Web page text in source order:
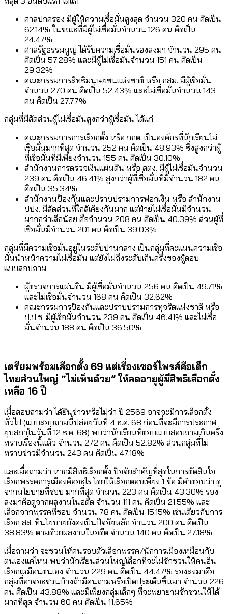
ศาลปกครอง มีผู้ให้ความเชื่อมั่นสูงสุด จำนวน 320 คน คิดเป็น
62.14% ในขณะที่มีผู้ไม่เชื่อมั่นจำนวน 126 คน คิดเป็น
24.47%
ศาลรัฐธรรมนูญ ได้รับความเชื่อมั่นรองลงมา จำนวน 295 คน
คิดเป็น 57.28% และมีผู้ไม่เชื่อมั่นจำนวน 151 คน คิดเป็น
29.32%
คณะกรรมการสิทธิมนุษยชนแห่งชาติ หรือ กสม. มีผู้เชื่อมั่น
จำนวน 270 คน คิดเป็น 52.43% และไม่เชื่อมั่นจำนวน 143
คน คิดเป็น 27.77%
กลุ่มที่มีสัดส่วนผู้ไม่เชื่อมั่นสูงกว่าผู้เชื่อมั่น ได้แก่
คณะกรรมการการเลือกตั้ง หรือ กกต. เป็นองค์กรที่นักเรียนไม่
เชื่อมั่นมากที่สุด จำนวน 252 คน คิดเป็น 48.93% ซึ่งสูงกว่าผู้
ที่เชื่อมั่นที่มีเพียงจำนวน 155 คน คิดเป็น 30.10%
สำนักงานการตรวจเงินแผ่นดิน หรือ สตง. มีผู้ไม่เชื่อมั่นจำนวน
239 คน คิดเป็น 46.41% สูงกว่าผู้ที่เชื่อมั่นที่มีจำนวน 182 คน
คิดเป็น 35.34%
สำนักงานป้องกันและปราบปรามการฟอกเงิน หรือ สำนักงาน
ปปง. มีสัดส่วนที่ใกล้เคียงกันมาก แต่ฝ่ายไม่เชื่อมั่นมีจำนวน
มากกว่าเล็กน้อย คือจำนวน 208 คน คิดเป็น 40.39% ส่วนผู้ที่
เชื่อมั่นมีจำนวน 201 คน คิดเป็น 39.03%
กลุ่มที่มีความเชื่อมั่นอยู่ในระดับปานกลาง เป็นกลุ่มที่คะแนนความเชื่อ
มั่นนำหน้าความไม่เชื่อมั่น แต่ยังไม่ถึงระดับเกินครึ่งของผู้ตอบ
แบบสอบถาม
ผู้ตรวจการแผ่นดิน มีผู้เชื่อมั่นจำนวน 256 คน คิดเป็น 49.71%
และไม่เชื่อมั่นจำนวน 168 คน คิดเป็น 32.62%
คณะกรรมการป้องกันและปราบปรามการทุจริตแห่งชาติ หรือ
ป.ป.ช. มีผู้เชื่อมั่นจำนวน 239 คน คิดเป็น 46.41% และไม่เชื่อ
มั่นจำนวน 188 คน คิดเป็น 36.50%
เตรียมพร้อมเลือกตั้ง 69 แต่เรื่องเซอร์ไพรส์คือเด็ก
ไทยส่วนใหญ่ “ไม่เห็นด้วย” ให้ลดอายุผู้มีสิทธิเลือกตั้ง
เหลือ 16 ปี
เมื่อสอบถามว่า ได้ยินข่าวหรือไม่ว่า ปี 2569 อาจจะมีการเลือกตั้ง
ทั่วไป (แบบสอบถามนี้ปล่อยวันที่ 4 ธ.ค. 68 ก่อนที่จะมีการประกาศ
ยุบสภาในวันที่ 12 ธ.ค. 68) พบว่านักเรียนที่ตอบแบบสอบถามเกินครึ่ง
ทราบเรื่องนี้แล้ว จำนวน 272 คน คิดเป็น 52.82% ส่วนกลุ่มที่ไม่
ทราบข่าวมีจำนวน 243 คน คิดเป็น 47.18%
และเมื่อถามว่า หากมีสิทธิเลือกตั้ง ปัจจัยสำคัญที่สุดในการตัดสินใจ
เลือกพรรคการเมืองคืออะไร โดยให้เลือกตอบเพียง 1 ข้อ มีคำตอบว่า ดู
จากนโยบายที่ชอบ มากที่สุด จำนวน 223 คน คิดเป็น 43.30% รอง
ลงมาคือดูจากผลงานในอดีต จำนวน 111 คน คิดเป็น 21.55% และ
เลือกจากพรรคที่ชอบ จำนวน 78 คน คิดเป็น 15.15% เช่นเดียวกับการ
เลือก สส. ที่นโยบายยังคงเป็นปัจจัยหลัก จำนวน 200 คน คิดเป็น
38.83% ตามด้วยผลงานในอดีต จำนวน 140 คน คิดเป็น 27.18%
เมื่อถามว่า จะชวนให้คนรอบตัวเลือกพรรค/นักการเมืองเหมือนกับ
ตนเองแค่ไหน พบว่านักเรียนส่วนใหญ่เลือกที่จะไม่ชักชวนให้คนอื่น
เลือกเหมือนตนเอง จำนวน 229 คน คิดเป็น 44.47% รองลงมาคือ
กลุ่มที่อาจจะชวนบ้างถ้ามีคนถามหรือเปิดประเด็นขึ้นมา จำนวน 226
คน คิดเป็น 43.88% และมีเพียงกลุ่มเล็กๆ ที่จะพยายามชักชวนให้ได้
มากที่สุด จำนวน 60 คน คิดเป็น 11.65%